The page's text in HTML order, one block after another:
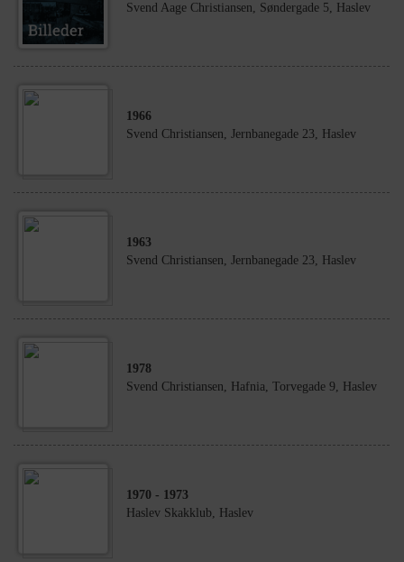
Svend Aage Christiansen, Søndergade 5, Haslev
1966
Svend Christiansen, Jernbanegade 23, Haslev
1963
Svend Christiansen, Jernbanegade 23, Haslev
1978
Svend Christiansen, Hafnia, Torvegade 9, Haslev
1970 - 1973
Haslev Skakklub, Haslev